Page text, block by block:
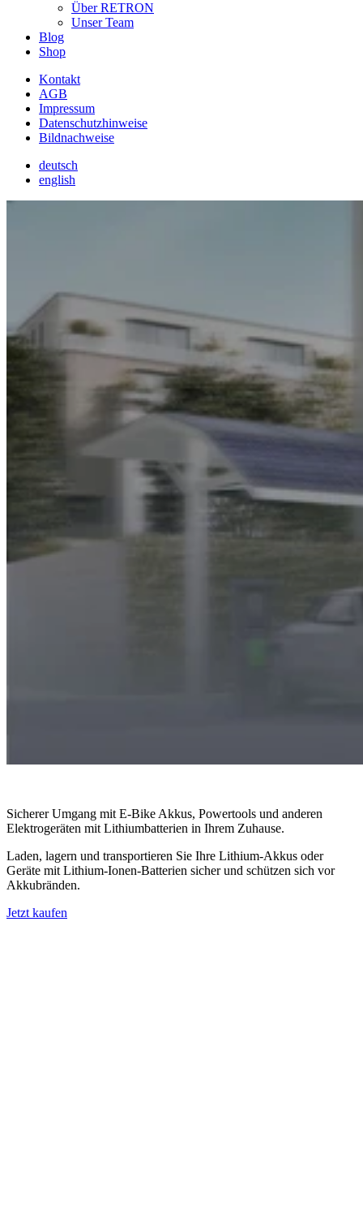
Über RETRON
Unser Team
Blog
Shop
Kontakt
AGB
Impressum
Datenschutzhinweise
Bildnachweise
deutsch
english
Sicherer Umgang mit E-Bike Akkus, Powertools und anderen
Elektrogeräten mit Lithiumbatterien in Ihrem Zuhause.
Laden, lagern und transportieren Sie Ihre Lithium-Akkus oder
Geräte mit Lithium-Ionen-Batterien sicher und schützen sich vor
Akkubränden.
Jetzt kaufen